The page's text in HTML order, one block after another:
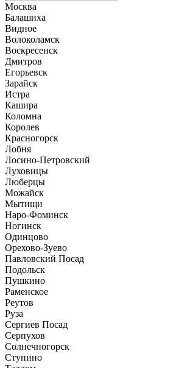
Москва
Балашиха
Видное
Волоколамск
Воскресенск
Дмитров
Егорьевск
Зарайск
Истра
Кашира
Коломна
Королев
Красногорск
Лобня
Лосино-Петровский
Луховицы
Люберцы
Можайск
Мытищи
Наро-Фоминск
Ногинск
Одинцово
Орехово-Зуево
Павловский Посад
Подольск
Пушкино
Раменское
Реутов
Руза
Сергиев Посад
Серпухов
Солнечногорск
Ступино